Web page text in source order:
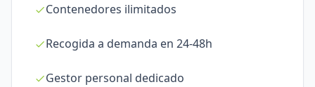
Contenedores ilimitados
Recogida a demanda en 24-48h
Gestor personal dedicado